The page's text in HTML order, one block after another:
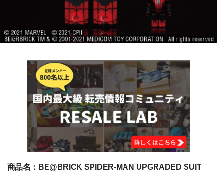
商品名：BE@BRICK SPIDER-MAN UPGRADED SUIT